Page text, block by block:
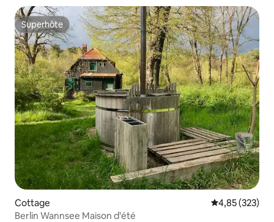
Superhôte
Superhôte
Cottage Évaluation
4,85 (323)
Berlin Wannsee Maison d'été